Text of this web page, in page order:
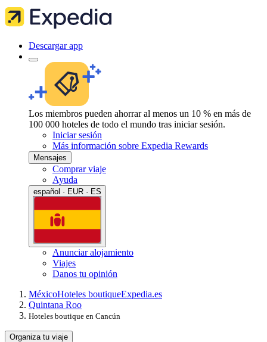
Descargar app
Los miembros pueden ahorrar al menos un 10 % en más de
100 000 hoteles de todo el mundo tras iniciar sesión.
Iniciar sesión
Más información sobre Expedia Rewards
Mensajes
Comprar viaje
Ayuda
español · EUR · ES
Anunciar alojamiento
Viajes
Danos tu opinión
MéxicoHoteles boutiqueExpedia.es
Quintana Roo
Hoteles boutique en Cancún
Organiza tu viaje